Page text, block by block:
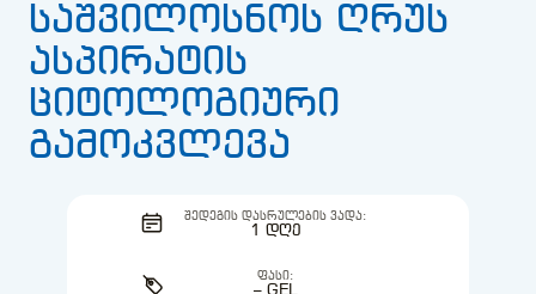
საშვილოსნოს ღრუს
ასპირატის
ციტოლოგიური
გამოკვლევა
ᲨᲔᲓᲔᲒᲘᲡ ᲓᲐᲡᲠᲣᲚᲔᲑᲘᲡ ᲕᲐᲓᲐ:
1 ᲓᲦᲔ
ᲤᲐᲡᲘ: